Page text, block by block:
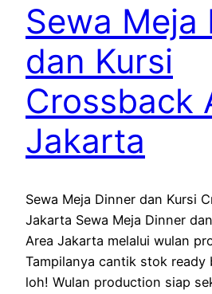
Sewa Meja
dan Kursi
Crossback
Jakarta
Sewa Meja Dinner dan Kursi
Jakarta Sewa Meja Dinner
Area Jakarta melalui wulan
Tampilanya cantik stok ready
loh! Wulan production siap